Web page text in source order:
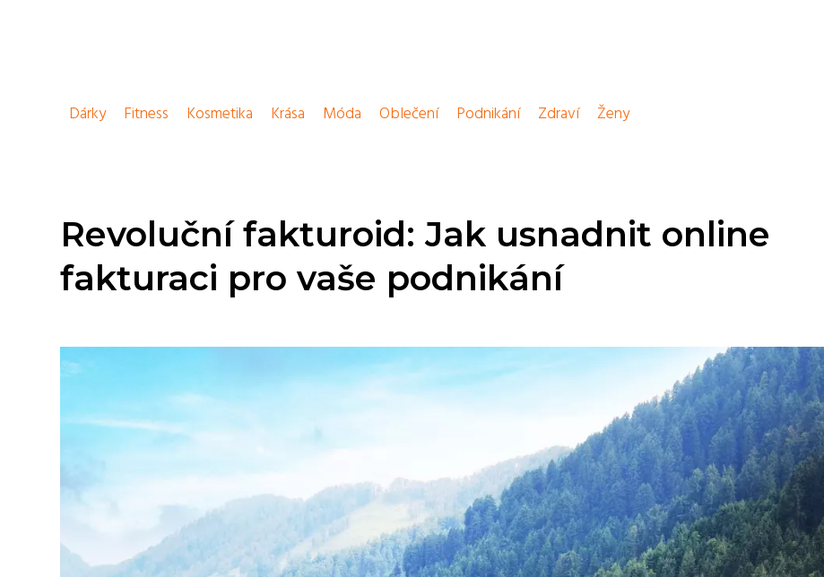
Dárky Fitness Kosmetika Krása Móda Oblečení Podnikání Zdraví Ženy
Revoluční fakturoid: Jak usnadnit online
fakturaci pro vaše podnikání